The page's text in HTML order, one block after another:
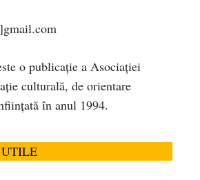
o publicaţie a Asociaţiei
culturală, de orientare
în anul 1994.